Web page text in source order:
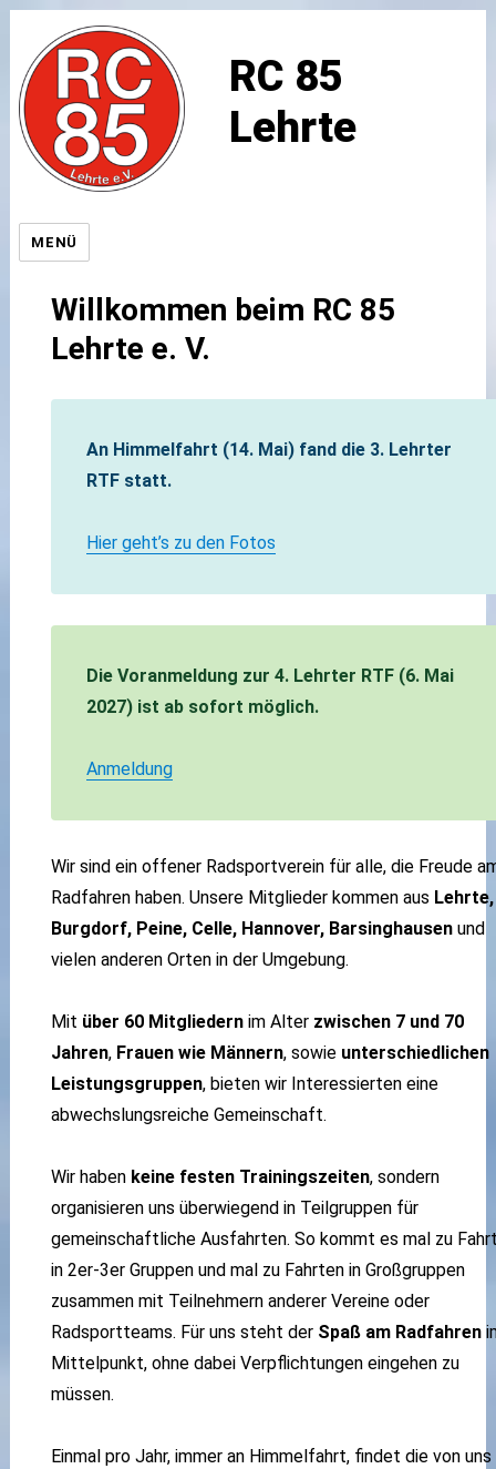
RC 85
Lehrte
MENÜ
Willkommen beim RC 85
Lehrte e. V.
An Himmelfahrt (14. Mai) fand die 3. Lehrter
RTF statt.
Hier geht’s zu den Fotos
Die Voranmeldung zur 4. Lehrter RTF (6. Mai
2027) ist ab sofort möglich.
Anmeldung
Wir sind ein offener Radsportverein für alle, die Freude
Radfahren haben. Unsere Mitglieder kommen aus Lehrte,
Burgdorf, Peine, Celle, Hannover, Barsinghausenund
vielen anderen Orten in der Umgebung.
Mit über 60 Mitgliedernim Alter zwischen 7 und 70
Jahren, Frauen wie Männern, sowie unterschiedlichen
Leistungsgruppen, bieten wir Interessierten eine
abwechslungsreiche Gemeinschaft.
Wir haben keine festen Trainingszeiten, sondern
organisieren uns überwiegend in Teilgruppen für
gemeinschaftliche Ausfahrten. So kommt es mal zu
in 2er-3er Gruppen und mal zu Fahrten in Großgruppen
zusammen mit Teilnehmern anderer Vereine oder
Radsportteams. Für uns steht der Spaß am Radfahren
Mittelpunkt, ohne dabei Verpflichtungen eingehen zu
müssen.
Einmal pro Jahr, immer an Himmelfahrt, findet die von uns